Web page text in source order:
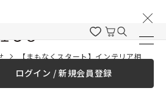
よる配送遅延と停止について
ログイン / 新規会員登録
【まもなくスタート】インテリア相談会
らせ